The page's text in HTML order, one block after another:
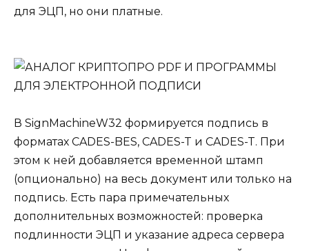
для ЭЦП, но они платные.
В SignMachineW32 формируется подпись в
форматах CADES-BES, CADES-T и CADES-T. При
этом к ней добавляется временной штамп
(опционально) на весь документ или только на
подпись. Есть пара примечательных
дополнительных возможностей: проверка
подлинности ЭЦП и указание адреса сервера